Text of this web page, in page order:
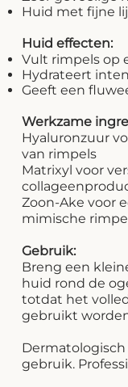
Huid met fijne
Huid effecten:
Vult rimpels op
Hydrateert
Geeft een
Werkzame
Hyaluronzuur
van rimpels
Matrixyl voor
Zoon-Ake voor
mimische
Gebruik:
Breng een
huid rond de
totdat het
gebruikt
gebruik.